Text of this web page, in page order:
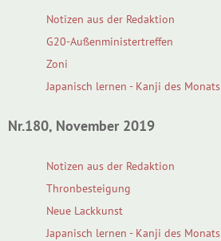
Notizen aus der Redaktion
G20-Außenministertreffen
Zoni
Japanisch lernen - Kanji des Monats
Nr.180, November 2019
Notizen aus der Redaktion
Thronbesteigung
Neue Lackkunst
Japanisch lernen - Kanji des Monats